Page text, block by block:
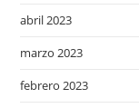
abril 2023
marzo 2023
febrero 2023